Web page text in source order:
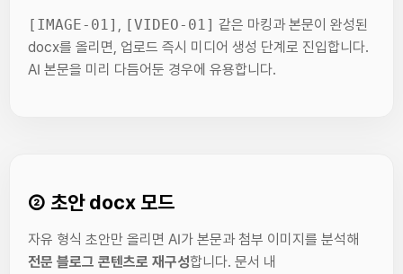
[IMAGE-01] [VIDEO-01] 같은 마킹과 본문이 완성된
docx를 올리면, 업로드 즉시 미디어 생성 단계로 진입합니다.
AI 본문을 미리 다듬어둔 경우에 유용합니다.
② 초안 docx 모드
자유 형식 초안만 올리면 AI가 본문과 첨부 이미지를 분석해
전문 블로그 콘텐츠로 재구성합니다. 문서 내